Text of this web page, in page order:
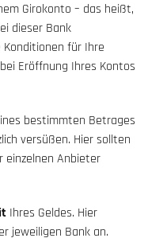
Girokonto – das heißt,
dieser Bank
für Ihre
Eröffnung Ihres Kontos
bestimmten Betrages
versüßen. Hier sollten
einzelnen Anbieter
Ihres Geldes. Hier
jeweiligen Bank an.